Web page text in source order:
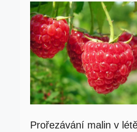
Prořezávání malin v